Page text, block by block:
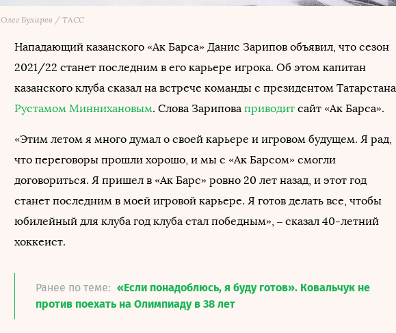
Олег Бухарев / ТАСС
Нападающий казанского «Ак Барса» Данис Зарипов объявил, что сезон
2021/22 станет последним в его карьере игрока. Об этом капитан
казанского клуба сказал на встрече команды с президентом Татарстана
Рустамом Миннихановым. Слова Зарипова приводит сайт «Ак Барса».
«Этим летом я много думал о своей карьере и игровом будущем. Я рад,
что переговоры прошли хорошо, и мы с «Ак Барсом» смогли
договориться. Я пришел в «Ак Барс» ровно 20 лет назад, и этот год
станет последним в моей игровой карьере. Я готов делать все, чтобы
юбилейный для клуба год клуба стал победным», – сказал 40-летний
хоккеист.
Ранее по теме: «Если понадоблюсь, я буду готов». Ковальчук не
против поехать на Олимпиаду в 38 лет